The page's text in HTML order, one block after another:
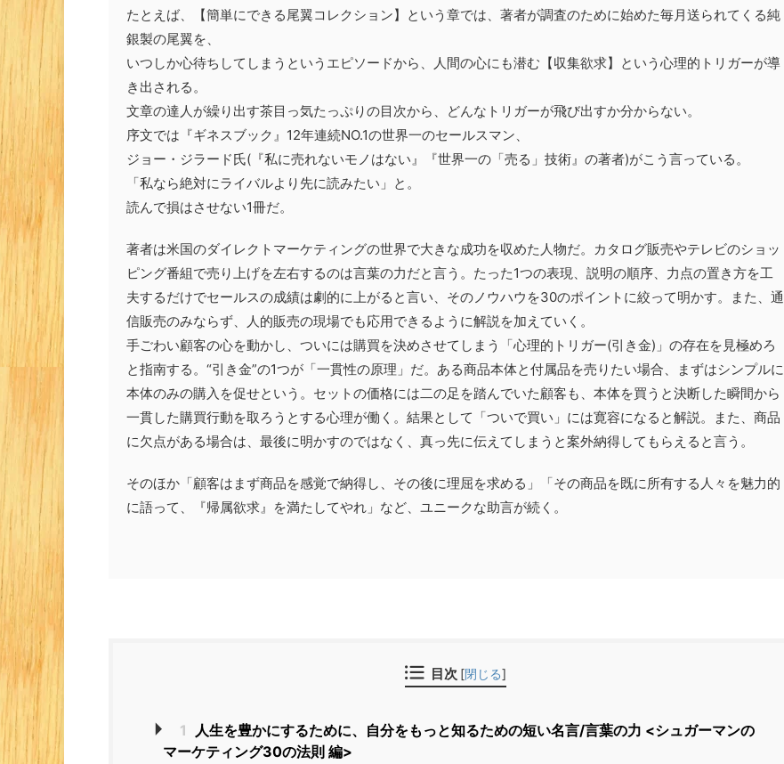
たとえば、【簡単にできる尾翼コレクション】という章では、著者が調査のために始めた毎月送られてくる純
銀製の尾翼を、
いつしか心待ちしてしまうというエピソードから、人間の心にも潜む【収集欲求】という心理的トリガーが導
き出される。
文章の達人が繰り出す茶目っ気たっぷりの目次から、どんなトリガーが飛び出すか分からない。
序文では『ギネスブック』12年連続NO.1の世界一のセールスマン、
ジョー・ジラード氏(『私に売れないモノはない』『世界一の「売る」技術』の著者)がこう言っている。
「私なら絶対にライバルより先に読みたい」と。
読んで損はさせない1冊だ。
著者は米国のダイレクトマーケティングの世界で大きな成功を収めた人物だ。カタログ販売やテレビのショッ
ピング番組で売り上げを左右するのは言葉の力だと言う。たった1つの表現、説明の順序、力点の置き方を工
夫するだけでセールスの成績は劇的に上がると言い、そのノウハウを30のポイントに絞って明かす。また、通
信販売のみならず、人的販売の現場でも応用できるように解説を加えていく。
手ごわい顧客の心を動かし、ついには購買を決めさせてしまう「心理的トリガー(引き金)」の存在を見極めろ
と指南する。“引き金”の1つが「一貫性の原理」だ。ある商品本体と付属品を売りたい場合、まずはシンプルに
本体のみの購入を促せという。セットの価格には二の足を踏んでいた顧客も、本体を買うと決断した瞬間から
一貫した購買行動を取ろうとする心理が働く。結果として「ついで買い」には寛容になると解説。また、商品
に欠点がある場合は、最後に明かすのではなく、真っ先に伝えてしまうと案外納得してもらえると言う。
そのほか「顧客はまず商品を感覚で納得し、その後に理屈を求める」「その商品を既に所有する人々を魅力的
に語って、『帰属欲求』を満たしてやれ」など、ユニークな助言が続く。
目次 [閉じる]
1
人生を豊かにするために、自分をもっと知るための短い名言/言葉の力 <シュガーマンの
マーケティング30の法則 編>